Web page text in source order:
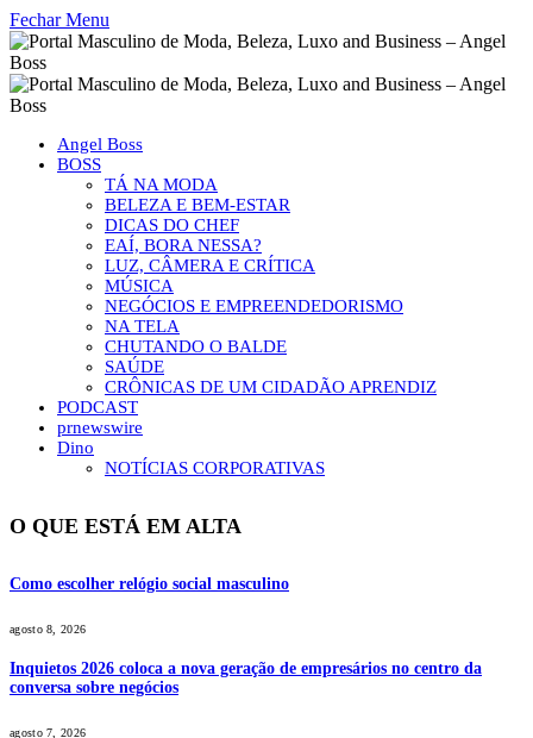
Fechar Menu
Angel Boss
BOSS
TÁ NA MODA
BELEZA E BEM-ESTAR
DICAS DO CHEF
EAÍ, BORA NESSA?
LUZ, CÂMERA E CRÍTICA
MÚSICA
NEGÓCIOS E EMPREENDEDORISMO
NA TELA
CHUTANDO O BALDE
SAÚDE
CRÔNICAS DE UM CIDADÃO APRENDIZ
PODCAST
prnewswire
Dino
NOTÍCIAS CORPORATIVAS
O QUE ESTÁ EM ALTA
Como escolher relógio social masculino
agosto 8, 2026
Inquietos 2026 coloca a nova geração de empresários no centro da
conversa sobre negócios
agosto 7, 2026